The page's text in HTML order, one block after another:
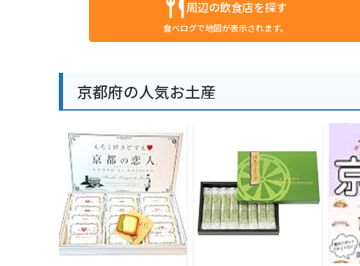
周辺の飲食店を探す
食べログで地図が表示されます。
京都府の人気お土産